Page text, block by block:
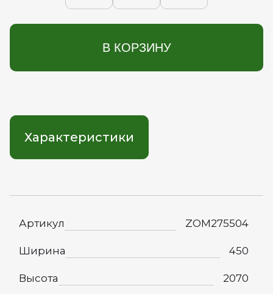
В КОРЗИНУ
Характеристики
Артикул ZOM275504
Ширина 450
Высота 2070